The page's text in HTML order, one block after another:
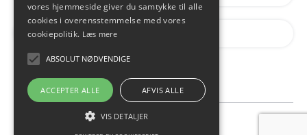
vores hjemmeside giver du samtykke til alle
cookies i overensstemmelse med vores
cookiepolitik. Læs mere
ABSOLUT NØDVENDIGE
ACCEPTER ALLE AFVIS ALLE
VIS DETALJER